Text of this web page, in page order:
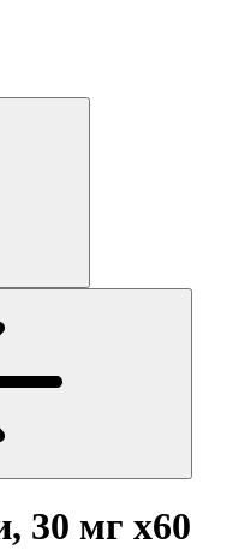
30 мг x60